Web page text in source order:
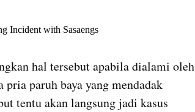
X post embed
hal tersebut apabila dialami oleh
pria paruh baya yang mendadak
tentu akan langsung jadi kasus